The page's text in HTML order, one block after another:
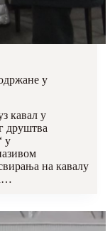
у
кавал у
друштва
у
на кавалу